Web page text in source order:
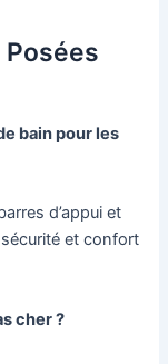
bain pour les
d’appui et
et confort
cher ?